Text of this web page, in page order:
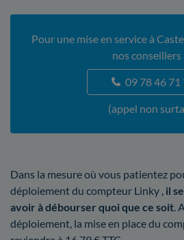
Pour une mise en service à
nos conseillers
09 78 46 71
(appel non
Dans la mesure où vous patientez
déploiement du compteur Linky , il
avoir à débourser quoi que ce soit.
déploiement, la mise en place du